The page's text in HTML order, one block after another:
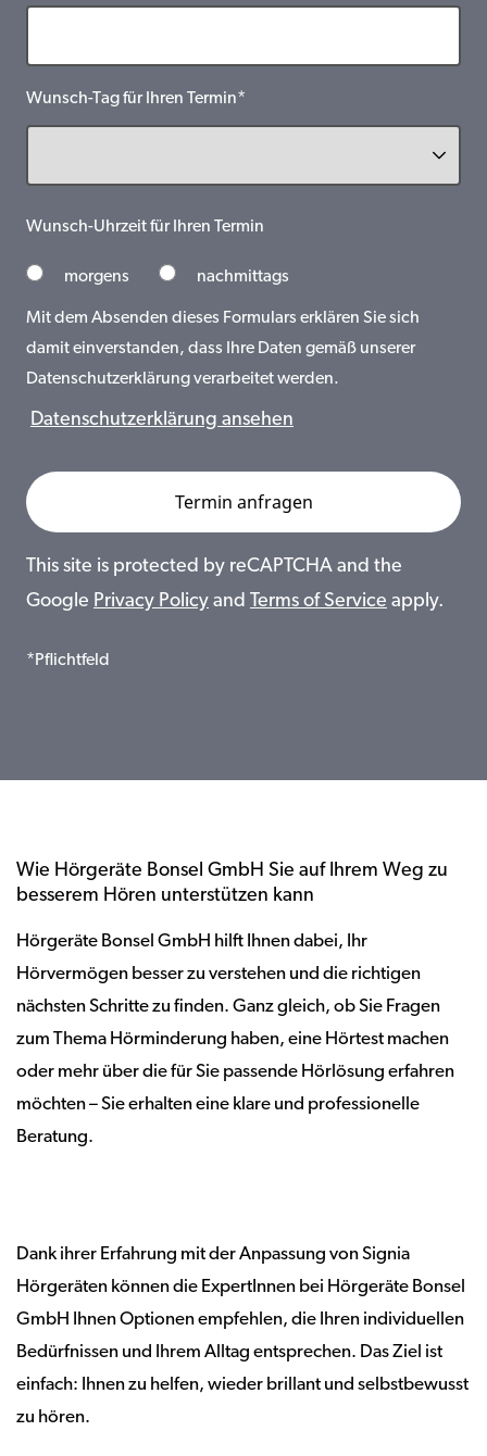
Wunsch-Tag für Ihren Termin*
Wunsch-Uhrzeit für Ihren Termin
morgens nachmittags
Mit dem Absenden dieses Formulars erklären Sie sich
damit einverstanden, dass Ihre Daten gemäß unserer
Datenschutzerklärung verarbeitet werden.
Datenschutzerklärung ansehen
This site is protected by reCAPTCHA and the
Google Privacy Policy and Terms of Service apply.
*Pflichtfeld
Wie Hörgeräte Bonsel GmbH Sie auf Ihrem Weg zu
besserem Hören unterstützen kann
Hörgeräte Bonsel GmbH hilft Ihnen dabei, Ihr
Hörvermögen besser zu verstehen und die richtigen
nächsten Schritte zu finden. Ganz gleich, ob Sie Fragen
zum Thema Hörminderung haben, eine Hörtest machen
oder mehr über die für Sie passende Hörlösung erfahren
möchten – Sie erhalten eine klare und professionelle
Beratung.
Dank ihrer Erfahrung mit der Anpassung von Signia
Hörgeräten können die ExpertInnen bei Hörgeräte Bonsel
GmbH Ihnen Optionen empfehlen, die Ihren individuellen
Bedürfnissen und Ihrem Alltag entsprechen. Das Ziel ist
einfach: Ihnen zu helfen, wieder brillant und selbstbewusst
zu hören.